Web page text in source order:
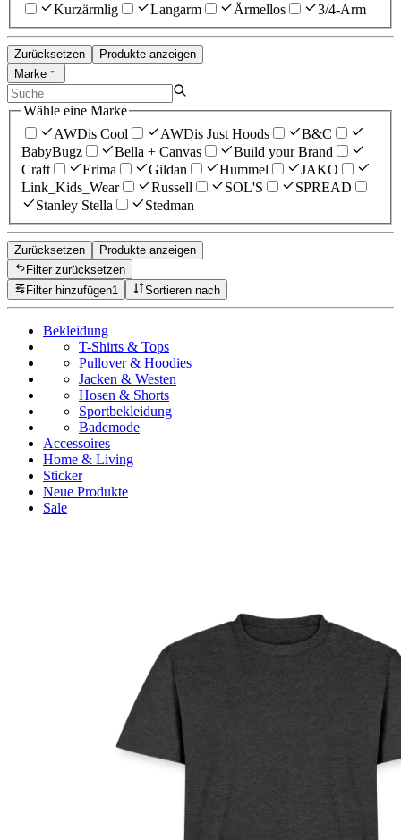
Kurzärmlig
Langarm Ärmellos 3/4-Arm
Zurücksetzen
Produkte anzeigen
Marke
Wähle eine Marke
AWDis Cool
AWDis Just Hoods
B&C
BabyBugz
Bella + Canvas
Build your Brand
Craft
Erima Gildan Hummel
JAKO
Link_Kids_Wear
Russell SOL'S
SPREAD
Stanley Stella
Stedman
Zurücksetzen
Produkte anzeigen
Filter zurücksetzen
Filter hinzufügen1 Sortieren nach
Bekleidung
T-Shirts & Tops
Pullover & Hoodies
Jacken & Westen
Hosen & Shorts
Sportbekleidung
Bademode
Accessoires
Home & Living
Sticker
Neue Produkte
Sale